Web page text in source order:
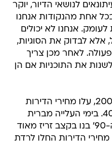
לנושאי הדיור, יוקר
אחת מהנקודות אנחנו
אנחנו לא יכולים
אלא לבדוק את הסוגיות,
פעולה. לאחר מכן צריך
את התוכניות אם הן
עוד אמר פישר כי "מאז 2008, עלו מחירי הדירות
בקצב מהיר מאוד - ב-40%. בימי העלייה מברית
המועצות בתחילת שנות ה-90' בנו בקצב זריז מאוד
מחירי הדירות החלו לרדת